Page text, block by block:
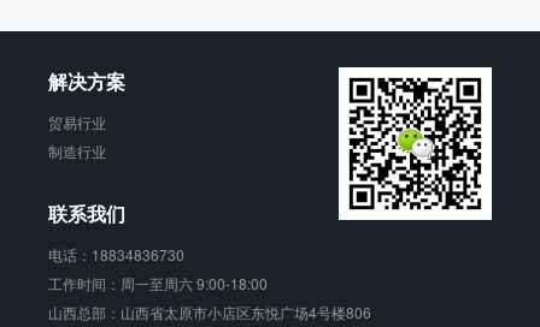
解决方案
贸易行业
制造行业
联系我们
电话：18834836730
工作时间：周一至周六 9:00-18:00
山西总部：山西省太原市小店区东悦广场4号楼806